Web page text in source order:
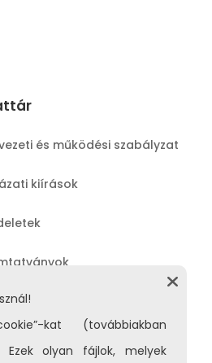
kat (továbbiakban
Ezek olyan fájlok, melyek
és működési szabályzat
kiírások
adatok